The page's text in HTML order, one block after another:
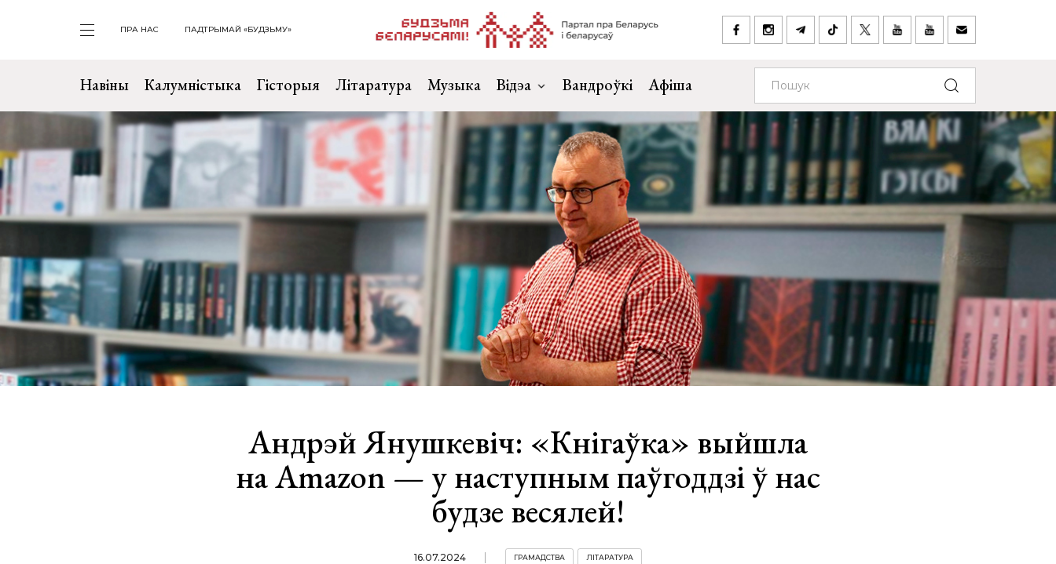
ПРА НАС ПАДТРЫМАЙ «БУДЗЬМУ»
Навіны Калумністыка Гісторыя Літаратура Музыка Відэа Вандроўкі Афіша
Андрэй Янушкевіч: «Кнігаўка» выйшла
на Amazon — у наступным паўгоддзі ў нас
будзе весялей!
16.07.2024 ГРАМАДСТВА ЛІТАРАТУРА